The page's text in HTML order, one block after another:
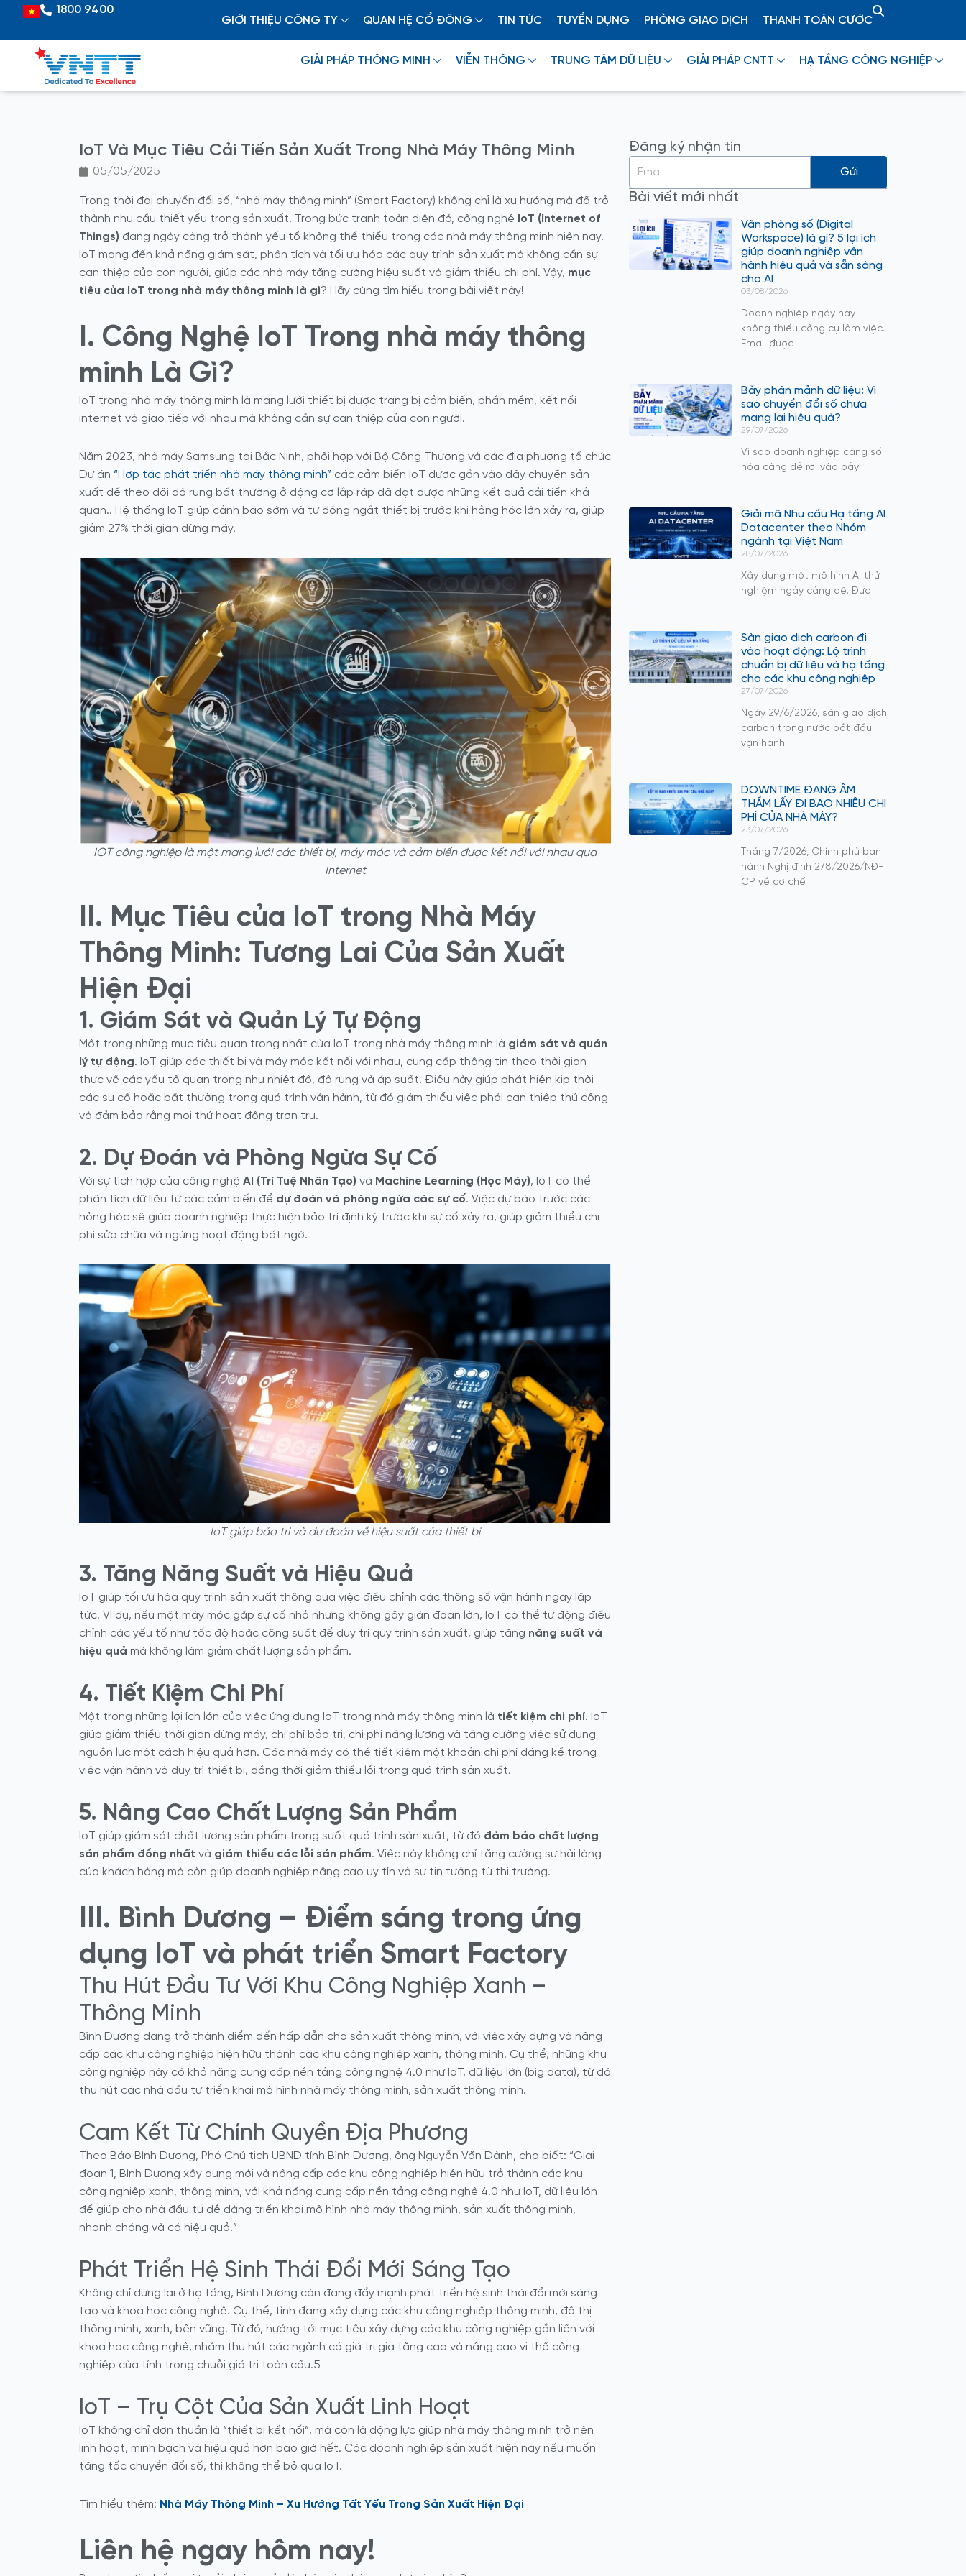
content
Vietnamese
1800 9400
GIỚI THIỆU CÔNG TY
QUAN HỆ CỔ ĐÔNG TIN TỨC TUYỂN DỤNG PHÒNG GIAO DỊCH THANH TOÁN CƯỚC
GIẢI PHÁP THÔNG MINH VIỄN THÔNG TRUNG TÂM DỮ LIỆU GIẢI PHÁP CNTT HẠ TẦNG CÔNG NGHIỆP
IoT Và Mục Tiêu Cải Tiến Sản Xuất Trong Nhà Máy Thông Minh
05/05/2025
Trong thời đại chuyển đổi số, “nhà máy thông minh” (Smart Factory) không chỉ là xu hướng mà đã trở
thành nhu cầu thiết yếu trong sản xuất. Trong bức tranh toàn diện đó, công nghệ IoT (Internet of
Things) đang ngày càng trở thành yếu tố không thể thiếu trong các nhà máy thông minh hiện nay.
IoT mang đến khả năng giám sát, phân tích và tối ưu hóa các quy trình sản xuất mà không cần sự
can thiệp của con người, giúp các nhà máy tăng cường hiệu suất và giảm thiểu chi phí. Vậy, mục
tiêu của IoT trong nhà máy thông minh là gì? Hãy cùng tìm hiểu trong bài viết này!
I. Công Nghệ IoT Trong nhà máy thông
minh Là Gì?
IoT trong nhà máy thông minh là mạng lưới thiết bị được trang bị cảm biến, phần mềm, kết nối
internet và giao tiếp với nhau mà không cần sự can thiệp của con người.
Năm 2023, nhà máy Samsung tại Bắc Ninh, phối hợp với Bộ Công Thương và các địa phương tổ chức
Dự án “Hợp tác phát triển nhà máy thông minh” các cảm biến IoT được gắn vào dây chuyền sản
xuất để theo dõi độ rung bất thường ở động cơ lắp ráp đã đạt được những kết quả cải tiến khả
quan.. Hệ thống IoT giúp cảnh báo sớm và tự động ngắt thiết bị trước khi hỏng hóc lớn xảy ra, giúp
giảm 27% thời gian dừng máy.
IOT công nghiệp là một mạng lưới các thiết bị, máy móc và cảm biến được kết nối với nhau qua
Internet
II. Mục Tiêu của IoT trong Nhà Máy
Thông Minh: Tương Lai Của Sản Xuất
Hiện Đại
1. Giám Sát và Quản Lý Tự Động
Một trong những mục tiêu quan trọng nhất của IoT trong nhà máy thông minh là giám sát và quản
lý tự động. IoT giúp các thiết bị và máy móc kết nối với nhau, cung cấp thông tin theo thời gian
thực về các yếu tố quan trọng như nhiệt độ, độ rung và áp suất. Điều này giúp phát hiện kịp thời
các sự cố hoặc bất thường trong quá trình vận hành, từ đó giảm thiểu việc phải can thiệp thủ công
và đảm bảo rằng mọi thứ hoạt động trơn tru.
2. Dự Đoán và Phòng Ngừa Sự Cố
Với sự tích hợp của công nghệ AI (Trí Tuệ Nhân Tạo) và Machine Learning (Học Máy), IoT có thể
phân tích dữ liệu từ các cảm biến để dự đoán và phòng ngừa các sự cố. Việc dự báo trước các
hỏng hóc sẽ giúp doanh nghiệp thực hiện bảo trì định kỳ trước khi sự cố xảy ra, giúp giảm thiểu chi
phí sửa chữa và ngừng hoạt động bất ngờ.
IoT giúp bảo trì và dự đoán về hiệu suất của thiết bị
3. Tăng Năng Suất và Hiệu Quả
IoT giúp tối ưu hóa quy trình sản xuất thông qua việc điều chỉnh các thông số vận hành ngay lập
tức. Ví dụ, nếu một máy móc gặp sự cố nhỏ nhưng không gây gián đoạn lớn, IoT có thể tự động điều
chỉnh các yếu tố như tốc độ hoặc công suất để duy trì quy trình sản xuất, giúp tăng năng suất và
hiệu quả mà không làm giảm chất lượng sản phẩm.
4. Tiết Kiệm Chi Phí
Một trong những lợi ích lớn của việc ứng dụng IoT trong nhà máy thông minh là tiết kiệm chi phí. IoT
giúp giảm thiểu thời gian dừng máy, chi phí bảo trì, chi phí năng lượng và tăng cường việc sử dụng
nguồn lực một cách hiệu quả hơn. Các nhà máy có thể tiết kiệm một khoản chi phí đáng kể trong
việc vận hành và duy trì thiết bị, đồng thời giảm thiểu lỗi trong quá trình sản xuất.
5. Nâng Cao Chất Lượng Sản Phẩm
IoT giúp giám sát chất lượng sản phẩm trong suốt quá trình sản xuất, từ đó đảm bảo chất lượng
sản phẩm đồng nhất và giảm thiểu các lỗi sản phẩm. Việc này không chỉ tăng cường sự hài lòng
của khách hàng mà còn giúp doanh nghiệp nâng cao uy tín và sự tin tưởng từ thị trường.
III. Bình Dương – Điểm sáng trong ứng
dụng IoT và phát triển Smart Factory
Thu Hút Đầu Tư Với Khu Công Nghiệp Xanh –
Thông Minh
Bình Dương đang trở thành điểm đến hấp dẫn cho sản xuất thông minh, với việc xây dựng và nâng
cấp các khu công nghiệp hiện hữu thành các khu công nghiệp xanh, thông minh. Cụ thể, những khu
công nghiệp này có khả năng cung cấp nền tảng công nghệ 4.0 như IoT, dữ liệu lớn (big data), từ đó
thu hút các nhà đầu tư triển khai mô hình nhà máy thông minh, sản xuất thông minh.
Cam Kết Từ Chính Quyền Địa Phương
Theo Báo Bình Dương, Phó Chủ tịch UBND tỉnh Bình Dương, ông Nguyễn Văn Dành, cho biết: “Giai
đoạn 1, Bình Dương xây dựng mới và nâng cấp các khu công nghiệp hiện hữu trở thành các khu
công nghiệp xanh, thông minh, với khả năng cung cấp nền tảng công nghệ 4.0 như IoT, dữ liệu lớn
để giúp cho nhà đầu tư dễ dàng triển khai mô hình nhà máy thông minh, sản xuất thông minh,
nhanh chóng và có hiệu quả.”
Phát Triển Hệ Sinh Thái Đổi Mới Sáng Tạo
Không chỉ dừng lại ở hạ tầng, Bình Dương còn đang đẩy mạnh phát triển hệ sinh thái đổi mới sáng
tạo và khoa học công nghệ. Cụ thể, tỉnh đang xây dựng các khu công nghiệp thông minh, đô thị
thông minh, xanh, bền vững. Từ đó, hướng tới mục tiêu xây dựng các khu công nghiệp gắn liền với
khoa học công nghệ, nhằm thu hút các ngành có giá trị gia tăng cao và nâng cao vị thế công
nghiệp của tỉnh trong chuỗi giá trị toàn cầu.5
IoT – Trụ Cột Của Sản Xuất Linh Hoạt
IoT không chỉ đơn thuần là “thiết bị kết nối”, mà còn là động lực giúp nhà máy thông minh trở nên
linh hoạt, minh bạch và hiệu quả hơn bao giờ hết. Các doanh nghiệp sản xuất hiện nay nếu muốn
tăng tốc chuyển đổi số, thì không thể bỏ qua IoT.
Tìm hiểu thêm: Nhà Máy Thông Minh – Xu Hướng Tất Yếu Trong Sản Xuất Hiện Đại
Liên hệ ngay hôm nay!
Đăng ký nhận tin
Gửi
Bài viết mới nhất
Văn phòng số (Digital
Workspace) là gì? 5 lợi ích
giúp doanh nghiệp vận
hành hiệu quả và sẵn sàng
cho AI
03/08/2026
Doanh nghiệp ngày nay
không thiếu công cụ làm việc.
Email được
Bẫy phân mảnh dữ liệu: Vì
sao chuyển đổi số chưa
mang lại hiệu quả?
29/07/2026
Vì sao doanh nghiệp càng số
hóa càng dễ rơi vào bẫy
Giải mã Nhu cầu Hạ tầng AI
Datacenter theo Nhóm
ngành tại Việt Nam
28/07/2026
Xây dựng một mô hình AI thử
nghiệm ngày càng dễ. Đưa
Sàn giao dịch carbon đi
vào hoạt động: Lộ trình
chuẩn bị dữ liệu và hạ tầng
cho các khu công nghiệp
27/07/2026
Ngày 29/6/2026, sàn giao dịch
carbon trong nước bắt đầu
vận hành
DOWNTIME ĐANG ÂM
THẦM LẤY ĐI BAO NHIÊU CHI
PHÍ CỦA NHÀ MÁY?
23/07/2026
Tháng 7/2026, Chính phủ ban
hành Nghị định 278/2026/NĐ-
CP về cơ chế